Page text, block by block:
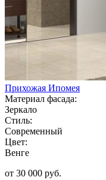
Прихожая Ипомея
Материал фасада:
Зеркало
Стиль:
Современный
Цвет:
Венге
от 30 000 руб.